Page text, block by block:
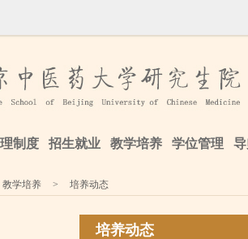
制度 招生就业 教学培养 学位管理
教学培养 > 培养动态
培养动态